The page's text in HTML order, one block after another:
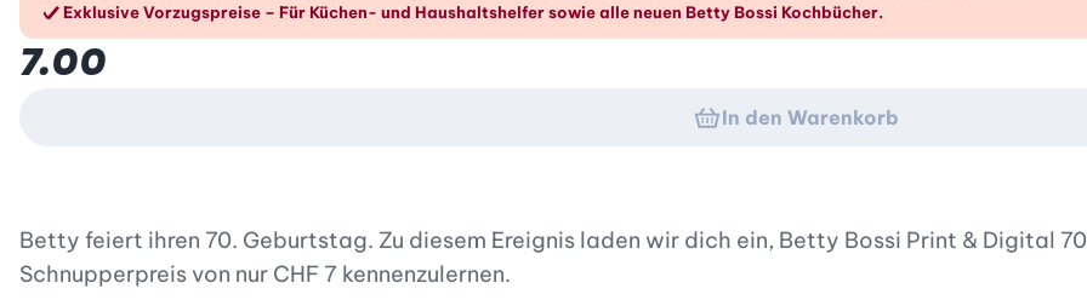
Exklusive Vorzugspreise – Für Küchen- und Haushaltshelfer sowie alle neuen Betty Bossi Kochbücher.
7.00
In den Warenkorb
Betty feiert ihren 70. Geburtstag. Zu diesem Ereignis laden wir dich ein, Betty Bossi Print & Digital
Schnupperpreis von nur CHF 7 kennenzulernen.